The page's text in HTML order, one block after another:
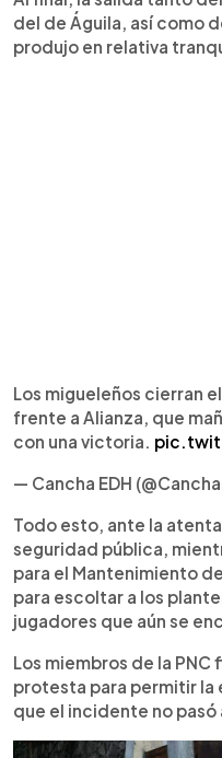
del de Águila, así como
produjo en relativa
Los migueleños cierran
frente a Alianza, que
con una victoria.
— Cancha EDH
Todo esto, ante la
seguridad pública,
para el Mantenimiento
para escoltar a los
jugadores que aún se
Los miembros de la
protesta para permitir la
que el incidente no pasó